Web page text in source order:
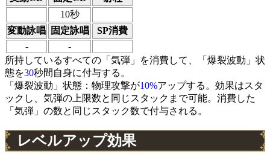
10秒
変動詠唱
固定詠唱
SP消費
-
-
所持しているすべての「気弾」を消費して、「爆裂波動」状
態を30秒間自身に付与する。
「爆裂波動」状態：物理攻撃が10%アップする。効果はスタ
ックし、気弾の上限数と同じスタックまで可能。消費した
「気弾」の数と同じスタック数で付与される。
レベルアップ効果